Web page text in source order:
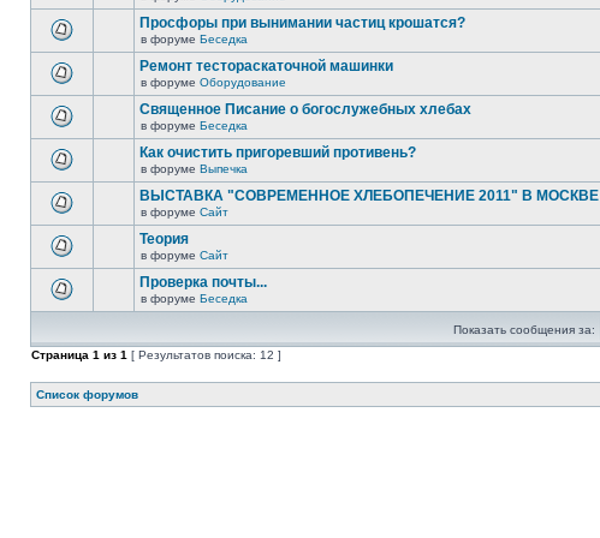
Просфоры при вынимании частиц крошатся?
в форуме Беседка
Ремонт тестораскаточной машинки
в форуме Оборудование
Священное Писание о богослужебных хлебах
в форуме Беседка
Как очистить пригоревший противень?
в форуме Выпечка
ВЫСТАВКА "СОВРЕМЕННОЕ ХЛЕБОПЕЧЕНИЕ 2011" В МОСКВЕ
в форуме Сайт
Теория
в форуме Сайт
Проверка почты...
в форуме Беседка
Показать сообщения за:
Страница 1 из 1 [ Результатов поиска: 12 ]
Список форумов